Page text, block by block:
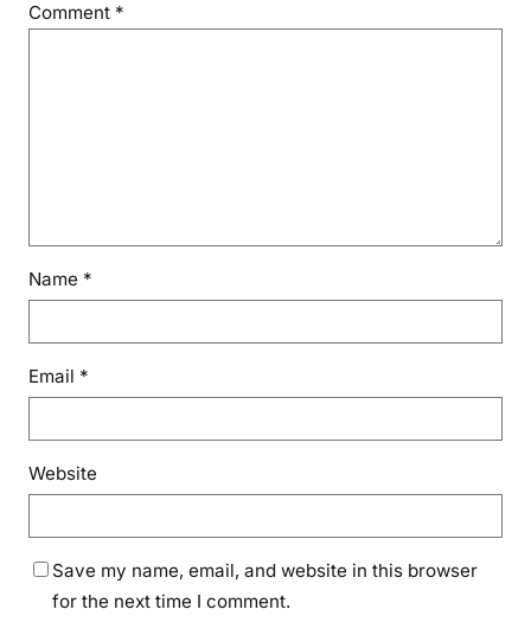
Comment *
Name *
Email *
Website
Save my name, email, and website in this browser
for the next time I comment.